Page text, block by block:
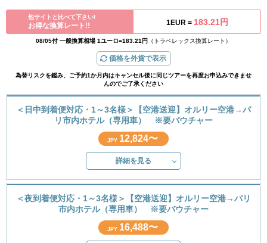
他サイトと比べて下さい!
お得な換算レート!! 1EUR = 183.21円
08/05付 一般換算相場 1ユーロ=183.21円 （トラベレックス換算レート）
価格を外貨で表示
為替リスクを鑑み、ご予約1か月内はキャンセル後に同じツアーを再度お申込みできませ
んのでご了承ください
＜日中到着便対応・1～3名様＞【空港送迎】オルリー空港→パ
リ市内ホテル（専用車） ※要バウチャー
JPY 12,824〜
詳細を見る
＜夜到着便対応・1～3名様＞【空港送迎】オルリー空港→パリ
市内ホテル（専用車） ※要バウチャー
JPY 16,488〜